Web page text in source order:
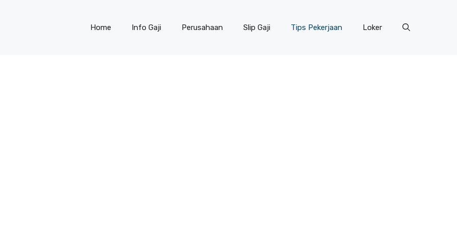
Home Info Gaji Perusahaan Slip Gaji Tips Pekerjaan Loker